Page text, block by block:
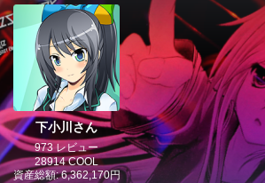
下小川さん
973 レビュー
28914 COOL
資産総額: 6,362,170円